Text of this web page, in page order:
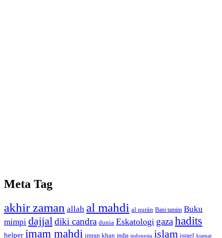
Meta Tag
akhir zaman allah al mahdi al qurán Bani tamim Buku
mimpi dajjal diki candra dunia Eskatologi gazahadits
helper imam mahdi imran khan india indonesia islam israel kiamat